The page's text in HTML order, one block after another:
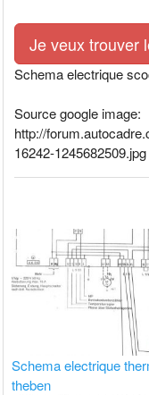
Je veux trouver
Schema electrique
Source google image:
http://
16242-1245682509.jpg
Schema electrique
theben